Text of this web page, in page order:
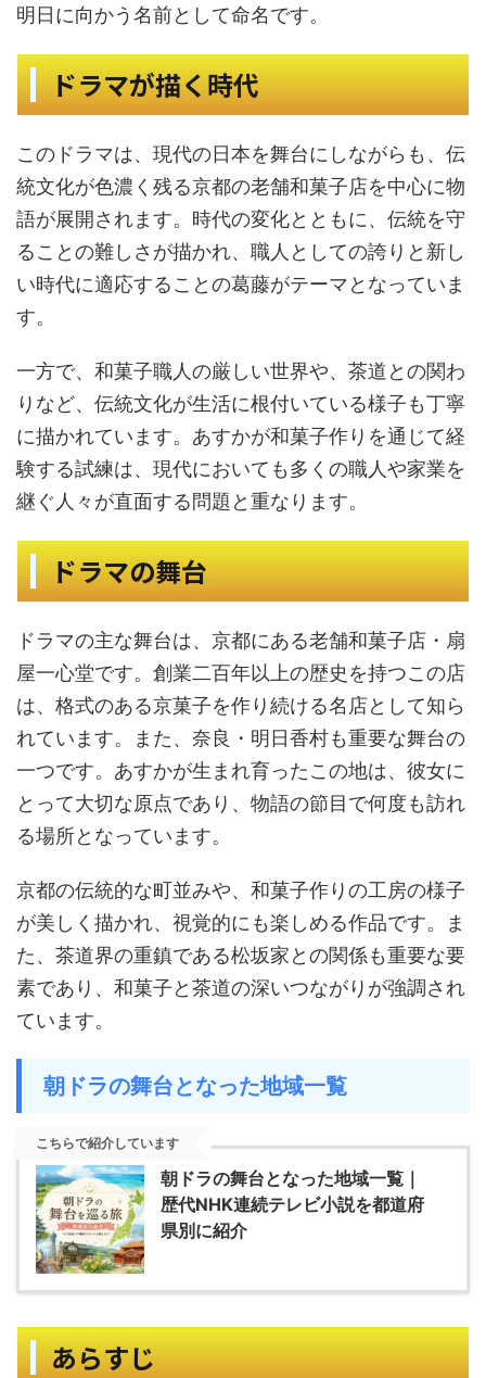
明日に向かう名前として命名です。
ドラマが描く時代
このドラマは、現代の日本を舞台にしながらも、伝
統文化が色濃く残る京都の老舗和菓子店を中心に物
語が展開されます。時代の変化とともに、伝統を守
ることの難しさが描かれ、職人としての誇りと新し
い時代に適応することの葛藤がテーマとなっていま
す。
一方で、和菓子職人の厳しい世界や、茶道との関わ
りなど、伝統文化が生活に根付いている様子も丁寧
に描かれています。あすかが和菓子作りを通じて経
験する試練は、現代においても多くの職人や家業を
継ぐ人々が直面する問題と重なります。
ドラマの舞台
ドラマの主な舞台は、京都にある老舗和菓子店・扇
屋一心堂です。創業二百年以上の歴史を持つこの店
は、格式のある京菓子を作り続ける名店として知ら
れています。また、奈良・明日香村も重要な舞台の
一つです。あすかが生まれ育ったこの地は、彼女に
とって大切な原点であり、物語の節目で何度も訪れ
る場所となっています。
京都の伝統的な町並みや、和菓子作りの工房の様子
が美しく描かれ、視覚的にも楽しめる作品です。ま
た、茶道界の重鎮である松坂家との関係も重要な要
素であり、和菓子と茶道の深いつながりが強調され
ています。
朝ドラの舞台となった地域一覧
こちらで紹介しています
朝ドラの舞台となった地域一覧｜
歴代NHK連続テレビ小説を都道府
県別に紹介
あらすじ